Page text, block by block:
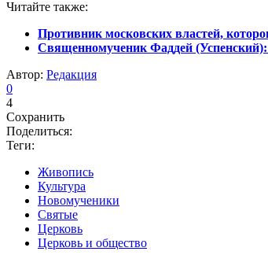
Читайте также:
Противник московских властей,
Священномученик Фаддей (Успенский):
Автор: Редакция
0
4
Сохранить
Поделиться:
Теги:
Живопись
Культура
Новомученики
Святые
Церковь
Церковь и общество